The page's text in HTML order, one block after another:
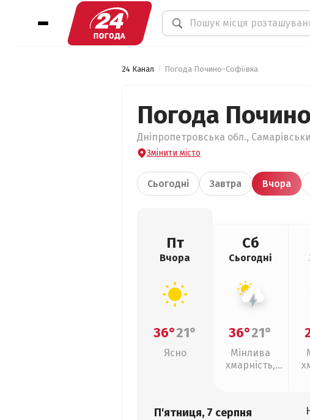
24 Канал Погода Почино-Софіївка
Погода
Дніпропетровська обл.,
Змінити місто
Сьогодні Завтра Вчора
Пт
Вчора
36°21°
Ясно
Сб
Сьогодні
36°21°
Мінлива
хмарність,
П'ятниця, 7 серпня